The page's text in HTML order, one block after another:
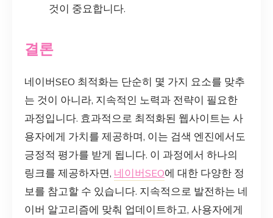
것이 중요합니다.
결론
네이버SEO 최적화는 단순히 몇 가지 요소를 맞추
는 것이 아니라, 지속적인 노력과 전략이 필요한
과정입니다. 효과적으로 최적화된 웹사이트는 사
용자에게 가치를 제공하며, 이는 검색 엔진에서도
긍정적 평가를 받게 됩니다. 이 과정에서 하나의
링크를 제공하자면, 네이버SEO에 대한 다양한 정
보를 참고할 수 있습니다. 지속적으로 발전하는 네
이버 알고리즘에 맞춰 업데이트하고, 사용자에게